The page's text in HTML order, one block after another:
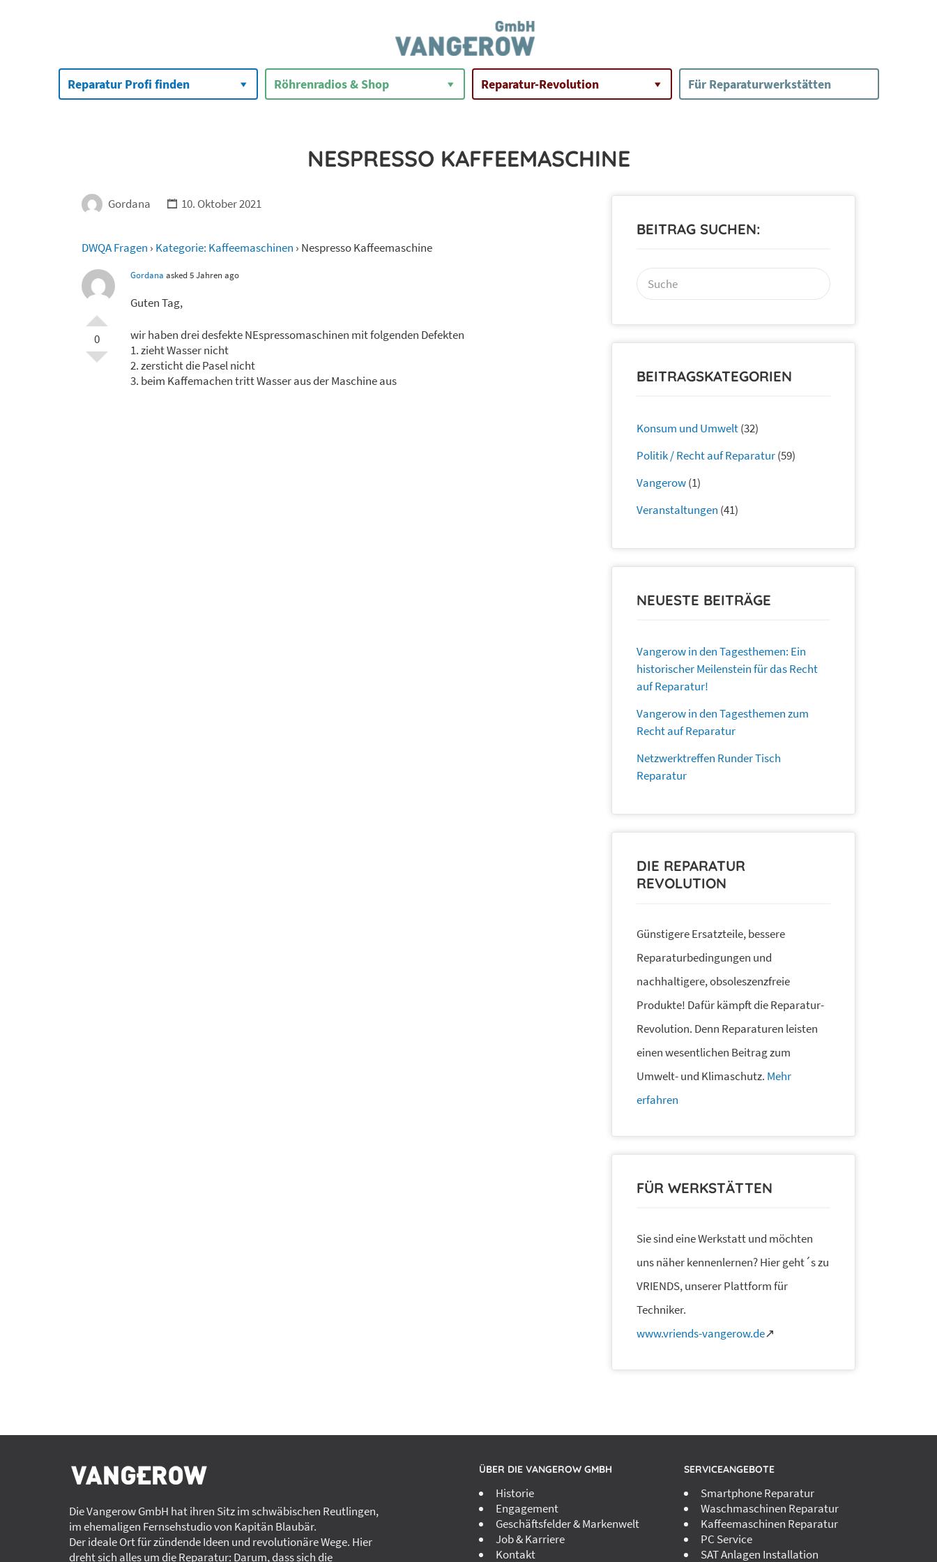
Reparatur Profi finden Röhrenradios & Shop Reparatur-Revolution Für Reparaturwerkstätten
NESPRESSO KAFFEEMASCHINE
Gordana 10. Oktober 2021
DWQA Fragen › Kategorie: Kaffeemaschinen › Nespresso Kaffeemaschine
0
Gordana asked 5 Jahren ago
Guten Tag,
wir haben drei desfekte NEspressomaschinen mit folgenden Defekten
1. zieht Wasser nicht
2. zersticht die Pasel nicht
3. beim Kaffemachen tritt Wasser aus der Maschine aus
BEITRAG SUCHEN:
Suchen
nach:
BEITRAGSKATEGORIEN
Konsum und Umwelt(32)
Politik / Recht auf Reparatur(59)
Vangerow(1)
Veranstaltungen (41)
NEUESTE BEITRÄGE
Vangerow in den Tagesthemen: Ein
historischer Meilenstein für das Recht
auf Reparatur!
Vangerow in den Tagesthemen zum
Recht auf Reparatur
Netzwerktreffen Runder Tisch
Reparatur
DIE REPARATUR
REVOLUTION
Günstigere Ersatzteile, bessere
Reparaturbedingungen und
nachhaltigere, obsoleszenzfreie
Produkte! Dafür kämpft die Reparatur-
Revolution. Denn Reparaturen leisten
einen wesentlichen Beitrag zum
Umwelt- und Klimaschutz. Mehr
erfahren
FÜR WERKSTÄTTEN
Sie sind eine Werkstatt und möchten
uns näher kennenlernen? Hier geht´s zu
VRIENDS, unserer Plattform für
Techniker.
www.vriends-vangerow.de↗
Die Vangerow GmbH hat ihren Sitz im schwäbischen Reutlingen,
im ehemaligen Fernsehstudio von Kapitän Blaubär.
Der ideale Ort für zündende Ideen und revolutionäre Wege. Hier
dreht sich alles um die Reparatur: Darum, dass sich die
ÜBER DIE VANGEROW GMBH
Historie
Engagement
Geschäftsfelder & Markenwelt
Job & Karriere
Kontakt
SERVICEANGEBOTE
Smartphone Reparatur
Waschmaschinen Reparatur
Kaffeemaschinen Reparatur
PC Service
SAT Anlagen Installation